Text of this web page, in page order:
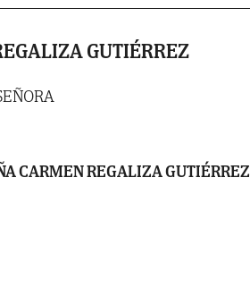
GUTIÉRREZ
CARMEN REGALIZA GUTIÉRREZ